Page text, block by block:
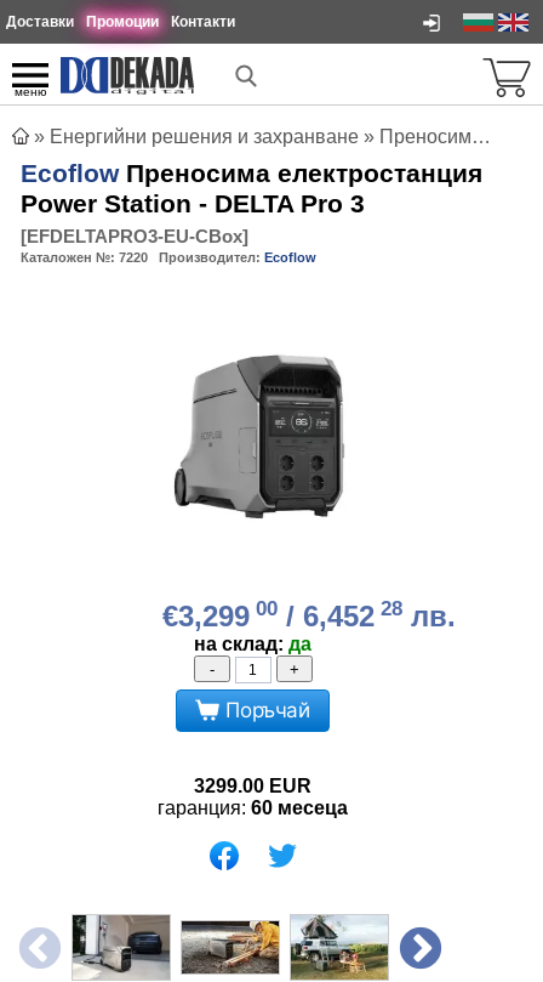
Доставки Промоции Контакти
меню
» Енергийни решения и захранване » Преносими електростанции
EcoflowПреносима електростанция
Power Station - DELTA Pro 3
[EFDELTAPRO3-EU-CBox]
Каталожен №: 7220 Производител: Ecoflow
€3,29900/ 6,452 28лв.
на склад: да
- +
Поръчай
3299.00 EUR
гаранция: 60 месеца